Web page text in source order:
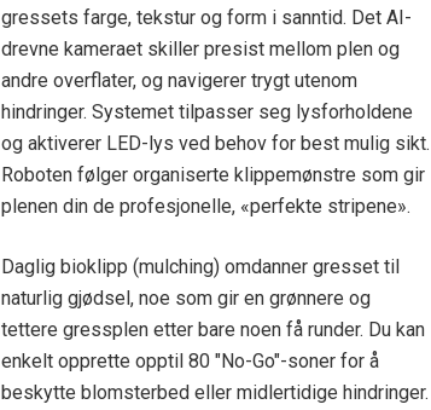
gressets farge, tekstur og form i sanntid. Det AI-
drevne kameraet skiller presist mellom plen og
andre overflater, og navigerer trygt utenom
hindringer. Systemet tilpasser seg lysforholdene
og aktiverer LED-lys ved behov for best mulig sikt.
Roboten følger organiserte klippemønstre som gir
plenen din de profesjonelle, «perfekte stripene».
Daglig bioklipp (mulching) omdanner gresset til
naturlig gjødsel, noe som gir en grønnere og
tettere gressplen etter bare noen få runder. Du kan
enkelt opprette opptil 80 "No-Go"-soner for å
beskytte blomsterbed eller midlertidige hindringer.